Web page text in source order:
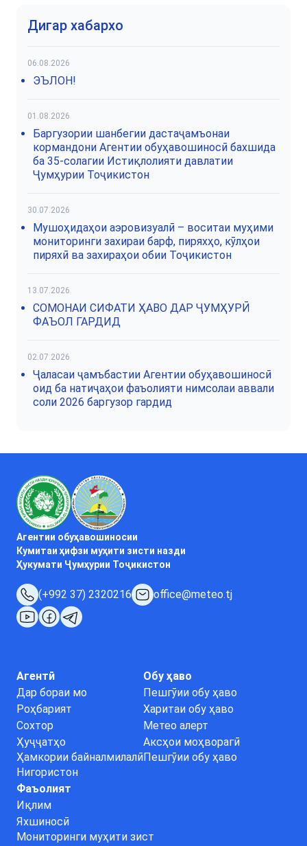
Дигар хабархо
06.08.2026
ЭЪЛОН!
01.08.2026
Баргузории шанбегии дастаҷамъонаи
кормандони Агентии обуҳавошиносӣ бахшида
ба 35-солагии Истиқлолияти давлатии
Ҷумҳурии Тоҷикистон
30.07.2026
Мушоҳидаҳои аэровизуалӣ – воситаи муҳими
мониторинги захираи барф, пиряхҳо, кӯлҳои
пиряхӣ ва захираҳои обии Тоҷикистон
13.07.2026
СОМОНАИ СИФАТИ ҲАВО ДАР ҶУМҲУРӢ
ФАЪОЛ ГАРДИД
02.07.2026
Ҷаласаи ҷамъбастии Агентии обуҳавошиносӣ
оид ба натиҷаҳои фаъолияти нимсолаи аввали
соли 2026 баргузор гардид
Агентии обуҳавошиносии
Кумитаи ҳифзи муҳити зисти назди
Ҳукумати Ҷумҳурии Тоҷикистон
(+992 37) 2320216 office@meteo.tj
Агентӣ
Дар бораи мо
Роҳбарият
Сохтор
Ҳуҷҷатҳо
Ҳамкории байналмилалӣ
Нигористон
Обу ҳаво
Пешгӯии обу ҳаво
Харитаи обу ҳаво
Метео алерт
Аксҳои моҳворагӣ
Пешгӯии обу ҳаво
Фаъолият
Иқлим
Яхшиносӣ
Мониторинги муҳити зист